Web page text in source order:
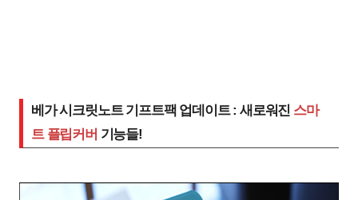
베가 시크릿노트 기프트팩 업데이트 : 새로워진 스마
트 플립커버 기능들!